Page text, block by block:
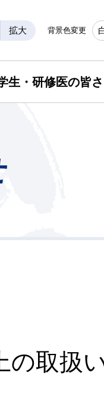
拡大 背景色変更
生・研修医の皆
の取扱